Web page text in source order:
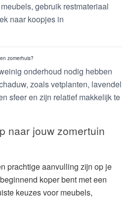
gebruik restmateriaal
naar koopjes in
zomerhuis?
onderhoud nodig hebben
zoals vetplanten, lavendel
sfeer en zijn relatief makkelijk te
naar jouw zomertuin
prachtige aanvulling zijn op je
koper bent met een
keuzes voor meubels,